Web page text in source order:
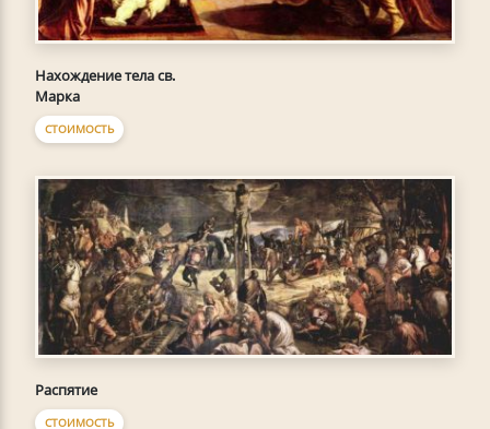
Нахождение тела св.
Марка
СТОИМОСТЬ
Распятие
СТОИМОСТЬ